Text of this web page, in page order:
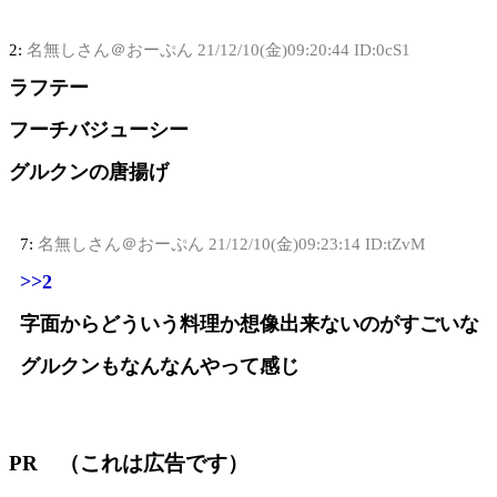
2: 名無しさん＠おーぷん 21/12/10(金)09:20:44 ID:0cS1
ラフテー
フーチバジューシー
グルクンの唐揚げ
7: 名無しさん＠おーぷん 21/12/10(金)09:23:14 ID:tZvM
>>2
字面からどういう料理か想像出来ないのがすごいな
グルクンもなんなんやって感じ
PR （これは広告です）